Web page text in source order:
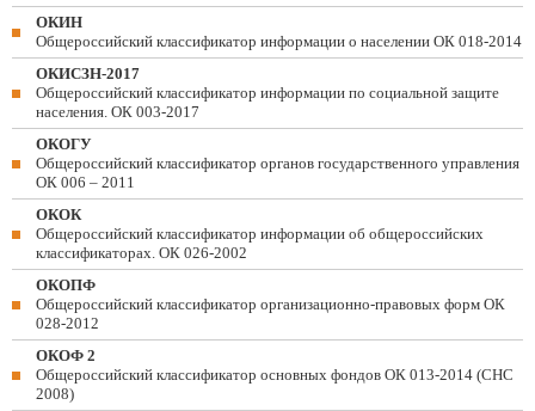
ОКИН
Общероссийский классификатор информации о населении ОК 018-2014
ОКИСЗН-2017
Общероссийский классификатор информации по социальной защите
населения. ОК 003-2017
ОКОГУ
Общероссийский классификатор органов государственного управления
ОК 006 – 2011
ОКОК
Общероссийский классификатор информации об общероссийских
классификаторах. ОК 026-2002
ОКОПФ
Общероссийский классификатор организационно-правовых форм ОК
028-2012
ОКОФ 2
Общероссийский классификатор основных фондов ОК 013-2014 (СНС
2008)